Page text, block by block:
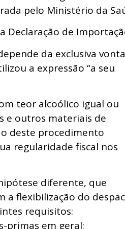
pelo Ministério da
Declaração de
da exclusiva
a expressão “a seu
teor alcoólico igual ou
e outros materiais de
deste procedimento
regularidade fiscal nos
diferente, que
a flexibilização do
requisitos:
primas em geral;